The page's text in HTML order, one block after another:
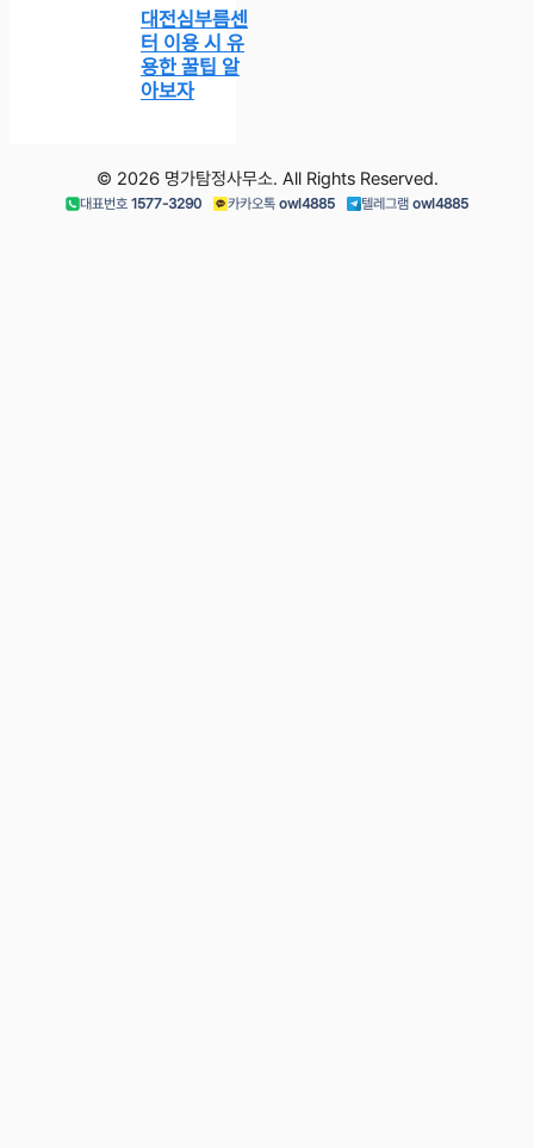
대전심부름센
터 이용 시 유
용한 꿀팁 알
아보자
© 2026 명가탐정사무소. All Rights Reserved.
대표번호 1577-3290 카카오톡 owl4885 텔레그램 owl4885